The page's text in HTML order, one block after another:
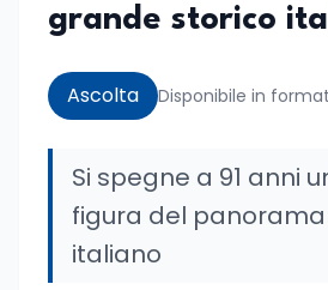
grande storico
Ascolta Disponibile in
Si spegne a 91 anni
figura del
italiano